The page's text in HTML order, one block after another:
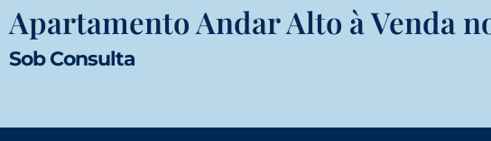
Apartamento Andar Alto à Venda
Sob Consulta